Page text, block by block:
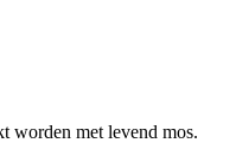
worden met levend mos.